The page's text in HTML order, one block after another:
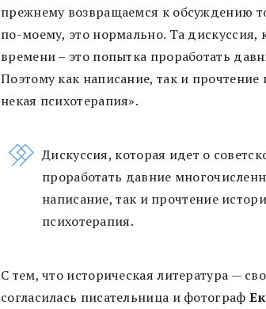
прежнему возвращаемся к обсуждению
по-моему, это нормально. Та дискуссия,
времени – это попытка проработать
Поэтому как написание, так и
некая психотерапия».
Дискуссия, которая идет о
проработать давние
написание, так и прочтение
психотерапия.
С тем, что историческая литература —
согласилась писательница и фотограф